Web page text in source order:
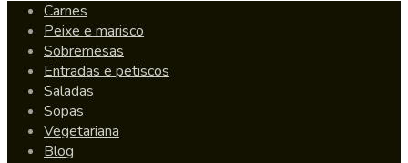
Carnes
Peixe e marisco
Sobremesas
Entradas e petiscos
Saladas
Sopas
Vegetariana
Blog